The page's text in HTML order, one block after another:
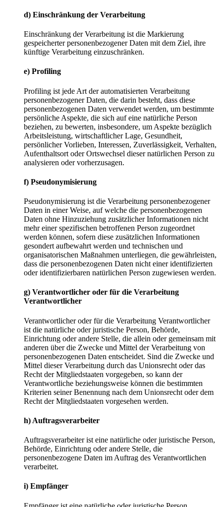
d) Einschränkung der Verarbeitung
Einschränkung der Verarbeitung ist die Markierung
gespeicherter personenbezogener Daten mit dem Ziel, ihre
künftige Verarbeitung einzuschränken.
e) Profiling
Profiling ist jede Art der automatisierten Verarbeitung
personenbezogener Daten, die darin besteht, dass diese
personenbezogenen Daten verwendet werden, um bestimmte
persönliche Aspekte, die sich auf eine natürliche Person
beziehen, zu bewerten, insbesondere, um Aspekte bezüglich
Arbeitsleistung, wirtschaftlicher Lage, Gesundheit,
persönlicher Vorlieben, Interessen, Zuverlässigkeit, Verhalten,
Aufenthaltsort oder Ortswechsel dieser natürlichen Person zu
analysieren oder vorherzusagen.
f) Pseudonymisierung
Pseudonymisierung ist die Verarbeitung personenbezogener
Daten in einer Weise, auf welche die personenbezogenen
Daten ohne Hinzuziehung zusätzlicher Informationen nicht
mehr einer spezifischen betroffenen Person zugeordnet
werden können, sofern diese zusätzlichen Informationen
gesondert aufbewahrt werden und technischen und
organisatorischen Maßnahmen unterliegen, die gewährleisten,
dass die personenbezogenen Daten nicht einer identifizierten
oder identifizierbaren natürlichen Person zugewiesen werden.
g) Verantwortlicher oder für die Verarbeitung
Verantwortlicher
Verantwortlicher oder für die Verarbeitung Verantwortlicher
ist die natürliche oder juristische Person, Behörde,
Einrichtung oder andere Stelle, die allein oder gemeinsam mit
anderen über die Zwecke und Mittel der Verarbeitung von
personenbezogenen Daten entscheidet. Sind die Zwecke und
Mittel dieser Verarbeitung durch das Unionsrecht oder das
Recht der Mitgliedstaaten vorgegeben, so kann der
Verantwortliche beziehungsweise können die bestimmten
Kriterien seiner Benennung nach dem Unionsrecht oder dem
Recht der Mitgliedstaaten vorgesehen werden.
h) Auftragsverarbeiter
Auftragsverarbeiter ist eine natürliche oder juristische Person,
Behörde, Einrichtung oder andere Stelle, die
personenbezogene Daten im Auftrag des Verantwortlichen
verarbeitet.
i) Empfänger